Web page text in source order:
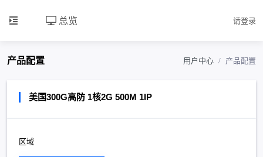
总览 请登录
产品配置 用户中心 产品配置
美国300G高防 1核2G 500M 1IP
区域